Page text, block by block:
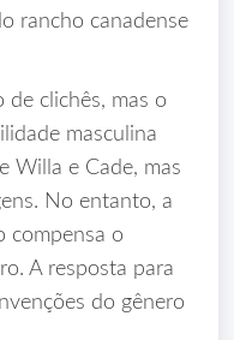
rancho canadense
clichês, mas o
masculina
Willa e Cade, mas
No entanto, a
compensa o
A resposta para
do gênero